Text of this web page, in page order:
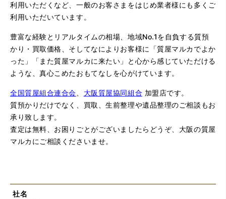
利用いただくなど、一般のお客さまをはじめ業者様にも多くご
利用いただいています。
豊富な経験とリアルタイムの相場、地域No.1を自負する質預
かり・買取価格、そしてなによりお客様に「質屋マルカでよか
った」「また質屋マルカに来たい」と心から感じていただける
ような、真心こめたおもてなしを心がけています。
全国質屋組合連合会 大阪質屋協同組合 加盟店です。
質預かりだけでなく、買取、生前整理や遺品整理のご相談もお
承り致します。
査定は無料、お困りごとがございましたらどうぞ、大阪の質屋
マルカにご相談くださいませ。
社名